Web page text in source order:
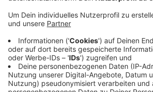
Anzeige
Die Frau ging durch den Ausgang für
Waren, einer Zollmitarbeiterin fiel